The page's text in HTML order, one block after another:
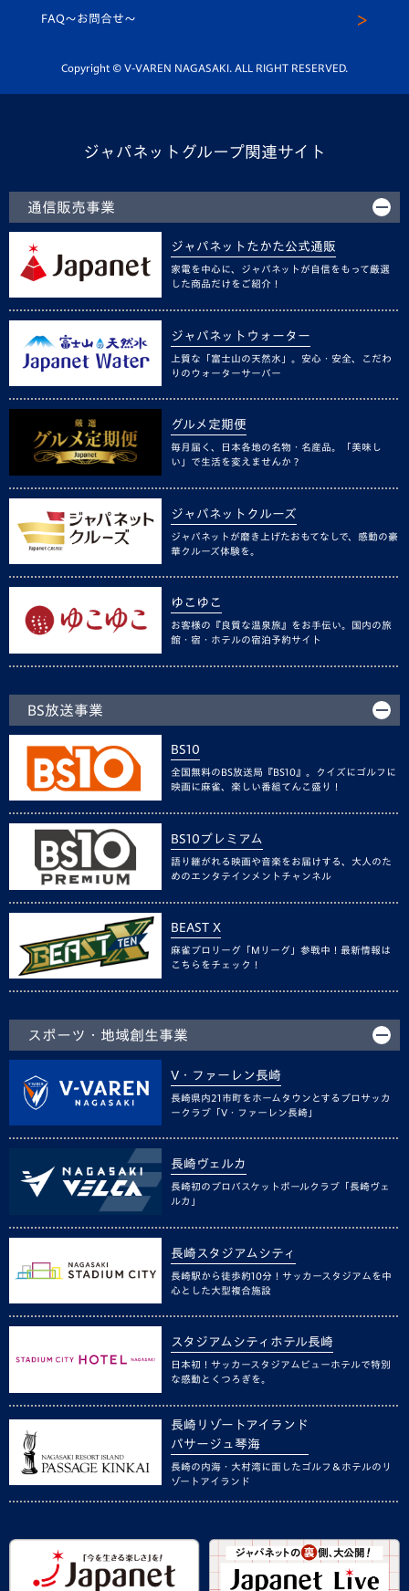
平和祈念活動
ホームタウン活動
スクール
FAQ〜お問合せ〜
Copyright © V-VAREN NAGASAKI. ALL RIGHT RESERVED.
ジャパネットグループ関連サイト
通信販売事業
ジャパネットたかた公式通販
家電を中心に、ジャパネットが自信をもって厳選
した商品だけをご紹介！
ジャパネットウォーター
上質な「富士山の天然水」。安心・安全、こだわ
りのウォーターサーバー
グルメ定期便
毎月届く、日本各地の名物・名産品。「美味し
い」で生活を変えませんか？
ジャパネットクルーズ
ジャパネットが磨き上げたおもてなしで、感動の豪
華クルーズ体験を。
ゆこゆこ
お客様の『良質な温泉旅』をお手伝い。国内の旅
館・宿・ホテルの宿泊予約サイト
BS放送事業
BS10
全国無料のBS放送局『BS10』。クイズにゴルフに
映画に麻雀、楽しい番組てんこ盛り！
BS10プレミアム
語り継がれる映画や音楽をお届けする、大人のた
めのエンタテインメントチャンネル
BEAST X
麻雀プロリーグ「Mリーグ」参戦中！最新情報は
こちらをチェック！
スポーツ・地域創生事業
V・ファーレン長崎
長崎県内21市町をホームタウンとするプロサッカ
ークラブ「V・ファーレン長崎」
長崎ヴェルカ
長崎初のプロバスケットボールクラブ「長崎ヴェ
ルカ」
長崎スタジアムシティ
長崎駅から徒歩約10分！サッカースタジアムを中
心とした大型複合施設
スタジアムシティホテル長崎
日本初！サッカースタジアムビューホテルで特別
な感動とくつろぎを。
長崎リゾートアイランド
パサージュ琴海
長崎の内海・大村湾に面したゴルフ＆ホテルのリ
ゾートアイランド